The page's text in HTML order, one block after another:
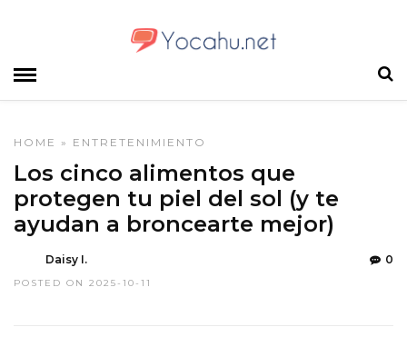
HOME » ENTRETENIMIENTO
Los cinco alimentos que
protegen tu piel del sol (y te
ayudan a broncearte mejor)
Daisy I.
POSTED ON 2025-10-11
0